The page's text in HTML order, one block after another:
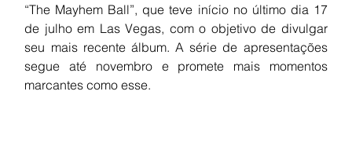
“The Mayhem Ball”, que teve início no último dia 17
de julho em Las Vegas, com o objetivo de divulgar
seu mais recente álbum. A série de apresentações
segue até novembro e promete mais momentos
marcantes como esse.